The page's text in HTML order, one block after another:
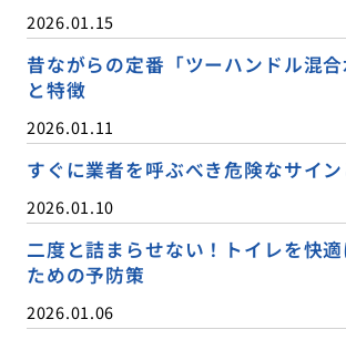
2026.01.15
昔ながらの定番「ツーハンドル混
と特徴
2026.01.11
すぐに業者を呼ぶべき危険なサイ
2026.01.10
二度と詰まらせない！トイレを快
ための予防策
2026.01.06